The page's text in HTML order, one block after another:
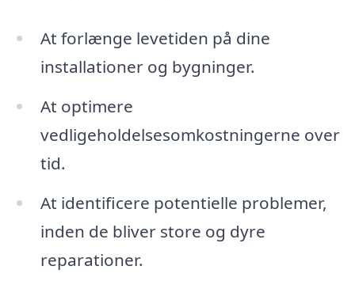
At forlænge levetiden på dine
installationer og bygninger.
At optimere
vedligeholdelsesomkostningerne over
tid.
At identificere potentielle problemer,
inden de bliver store og dyre
reparationer.